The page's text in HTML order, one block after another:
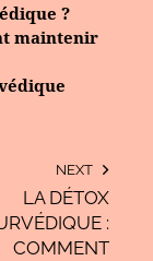
?
maintenir
NEXT
LA DÉTOX
:
COMMENT